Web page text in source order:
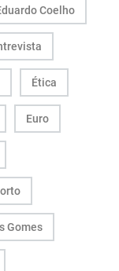
Coelho
Ética
Euro
Gomes